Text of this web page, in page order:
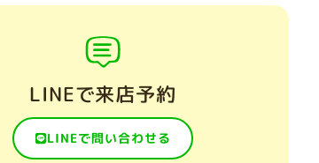
LINEで来店予約
LINEで問い合わせる